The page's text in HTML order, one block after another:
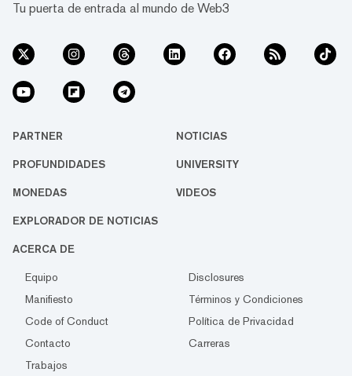
Tu puerta de entrada al mundo de Web3
PARTNER NOTICIAS
PROFUNDIDADES UNIVERSITY
MONEDAS VIDEOS
EXPLORADOR DE NOTICIAS
ACERCA DE
Equipo
Disclosures
Manifiesto
Términos y Condiciones
Code of Conduct
Política de Privacidad
Contacto
Carreras
Trabajos